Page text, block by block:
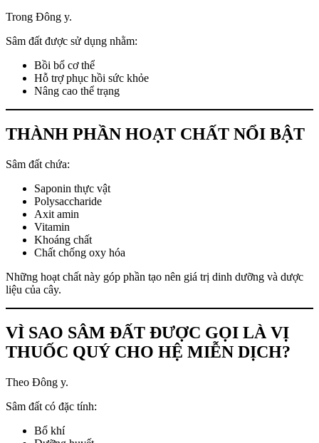
Trong Đông y.
Sâm đất được sử dụng nhằm:
Bồi bổ cơ thể
Hỗ trợ phục hồi sức khỏe
Nâng cao thể trạng
THÀNH PHẦN HOẠT CHẤT NỔI BẬT
Sâm đất chứa:
Saponin thực vật
Polysaccharide
Axit amin
Vitamin
Khoáng chất
Chất chống oxy hóa
Những hoạt chất này góp phần tạo nên giá trị dinh dưỡng và dược
liệu của cây.
VÌ SAO SÂM ĐẤT ĐƯỢC GỌI LÀ VỊ
THUỐC QUÝ CHO HỆ MIỄN DỊCH?
Theo Đông y.
Sâm đất có đặc tính:
Bổ khí